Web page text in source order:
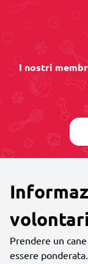
I nostri
Prendere un
essere